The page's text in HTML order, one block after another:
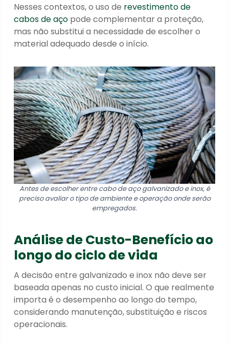
Nesses contextos, o uso de revestimento de
cabos de aço pode complementar a proteção,
mas não substitui a necessidade de escolher o
material adequado desde o início.
Antes de escolher entre cabo de aço galvanizado e inox, é
preciso avaliar o tipo de ambiente e operação onde serão
empregados.
Análise de Custo-Benefício ao
longo do ciclo de vida
A decisão entre galvanizado e inox não deve ser
baseada apenas no custo inicial. O que realmente
importa é o desempenho ao longo do tempo,
considerando manutenção, substituição e riscos
operacionais.